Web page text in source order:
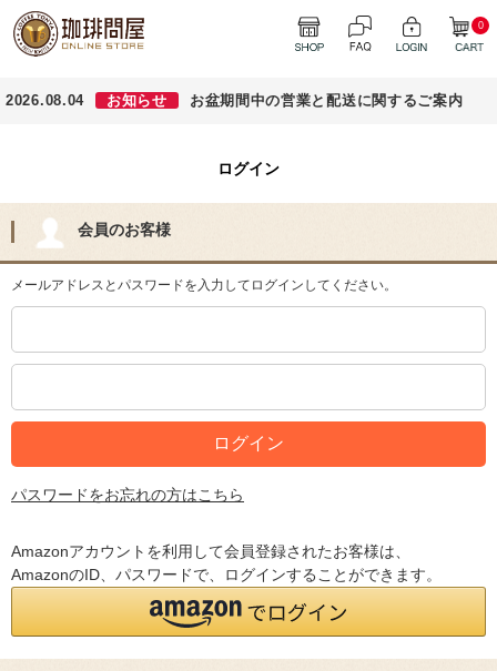
0
2026.08.04 お知らせ お盆期間中の営業と配送に関するご案内
ログイン
会員のお客様
メールアドレスとパスワードを入力してログインしてください。
パスワードをお忘れの方はこちら
Amazonアカウントを利用して会員登録されたお客様は、
AmazonのID、パスワードで、ログインすることができます。